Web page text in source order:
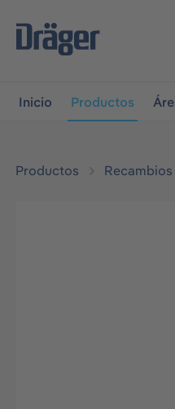
la navegación principal
Inicio Productos
Productos